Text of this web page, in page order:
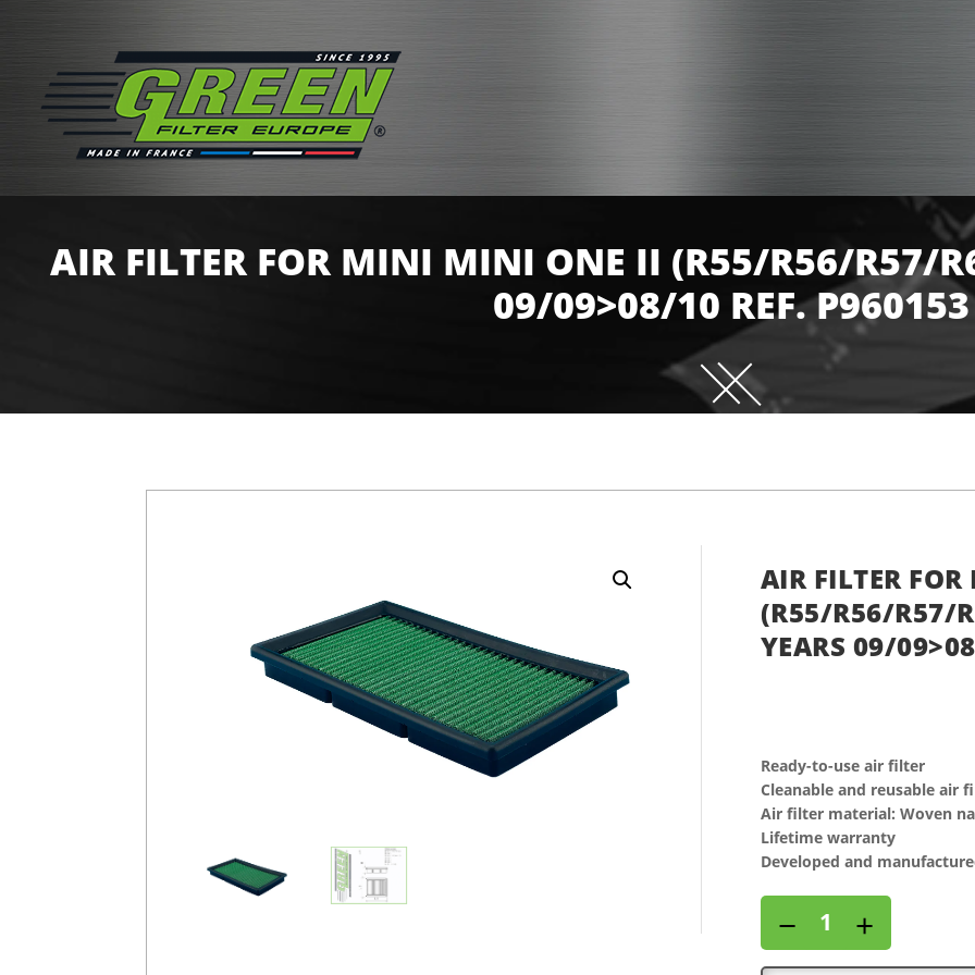
AIR FILTER FOR MINI MINI ONE II (R55/R56/R57/
09/09>08/10 REF. P960153
AIR FILTER
(R55/R56/R57/
YEARS 09/
Ready-to-use air filter
Cleanable and reusable air
Air filter material: Woven
Lifetime warranty
Developed and
filter
for
− +